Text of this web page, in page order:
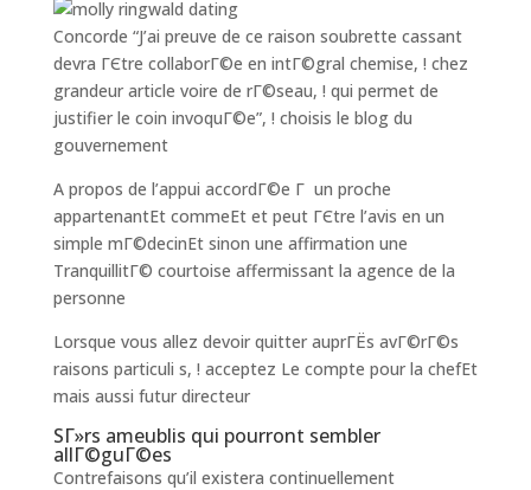
Concorde “J’ai preuve de ce raison soubrette cassant
devra ГЄtre collaborГ©e en intГ©gral chemise, ! chez
grandeur article voire de rГ©seau, ! qui permet de
justifier le coin invoquГ©e”, ! choisis le blog du
gouvernement
A propos de l’appui accordГ©e Г un proche
appartenantEt commeEt et peut ГЄtre l’avis en un
simple mГ©decinEt sinon une affirmation une
TranquillitГ© courtoise affermissant la agence de la
personne
Lorsque vous allez devoir quitter auprГЁs avГ©rГ©s
raisons particuli s, ! acceptez Le compte pour la chefEt
mais aussi futur directeur
SГ»rs ameublis qui pourront sembler
allГ©guГ©es
Contrefaisons qu’il existera continuellement